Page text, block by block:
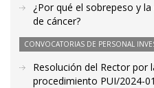
¿Por qué el sobrepeso y
de cáncer?
CONVOCATORIAS DE PERSONAL
Resolución del Rector por
procedimiento PUI/2024-